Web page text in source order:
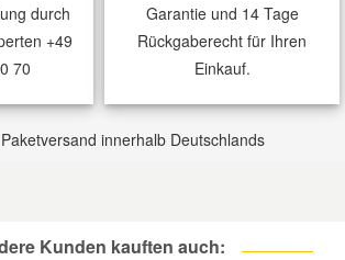
durch
+49
70
Garantie und 14 Tage
Rückgaberecht für Ihren
Einkauf.
innerhalb Deutschlands
Kunden kauften auch: